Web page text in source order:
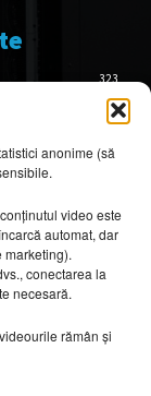
anonime (să
video este
automat, dar
marketing).
conectarea la
necesară.
rămân și
323
126
64
43